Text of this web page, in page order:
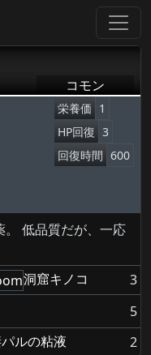
コモン
栄養価 1
HP回復 3
回復時間 600
。 低品質だが、一応
洞窟キノコ
3
5
ルの粘液
2